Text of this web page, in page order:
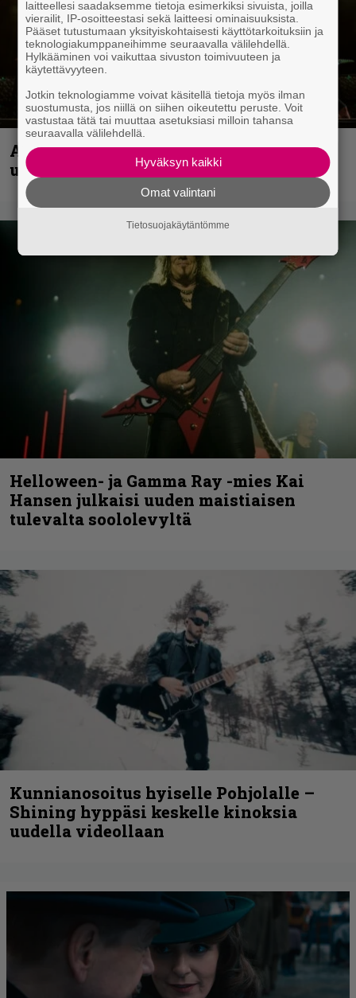
Anthrax vie katsojat keikkatunnelmiin
uudella videollaan
Helloween- ja Gamma Ray -mies Kai
Hansen julkaisi uuden maistiaisen
tulevalta soololevyltä
Kunnianosoitus hyiselle Pohjolalle –
Shining hyppäsi keskelle kinoksia
uudella videollaan
laitteellesi saadaksemme tietoja esimerkiksi sivuista, joilla
vierailit, IP-osoitteestasi sekä laitteesi ominaisuuksista.
Pääset tutustumaan yksityiskohtaisesti käyttötarkoituksiin ja
teknologiakumppaneihimme seuraavalla välilehdellä.
Hylkääminen voi vaikuttaa sivuston toimivuuteen ja
käytettävyyteen.
Jotkin teknologiamme voivat käsitellä tietoja myös ilman
suostumusta, jos niillä on siihen oikeutettu peruste. Voit
vastustaa tätä tai muuttaa asetuksiasi milloin tahansa
seuraavalla välilehdellä.
Hyväksyn kaikki
Omat valintani
Tietosuojakäytäntömme